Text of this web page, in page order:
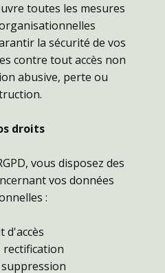
toutes les mesures
la sécurité de vos
contre tout accès non
abusive, perte ou
droits
vous disposez des
vos données
:
d'accès
rectification